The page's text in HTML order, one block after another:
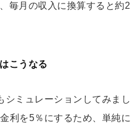
毎月の収入に換算すると約2
こうなる
シミュレーションしてみまし
利を5％にするため、単純に